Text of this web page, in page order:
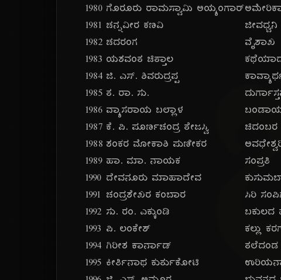
೧೯೮೦ ಗೊರೂರು ರಾಮಸ್ವಾಮಿ ಅಯ್ಯಂಗಾರ್
೧೯೮೧ ಚನ್ನವೀರ ಕಣವಿ
ಜೀವಧ್ವನಿ
೧೯೮೨ ಚದರಂಗ
ವೈಶಾಖ
೧೯೮೩ ಯಶವಂತ ಚಿತ್ತಾಲ
೧೯೮೪ ಜಿ. ಎಸ್. ಶಿವರುದ್ರಪ್ಪ
೧೯೮೫ ತ. ರಾ. ಸು.
೧೯೮೬ ವ್ಯಾಸರಾಯ ಬಲ್ಲಾಳ
೧೯೮೭ ಕೆ. ಪಿ. ಪೂರ್ಣಚಂದ್ರ ತೇಜಸ್ವಿ
ಚಿದಂಬರ
೧೯೮೮ ಶಂಕರ ಮೋಕಾಶಿ ಪುಣೀಕರ
೧೯೮೯ ಹಾ. ಮಾ. ನಾಯಕ
ಸಂಪ್ರತಿ
೧೯೯೦ ದೇವನೂರು ಮಾಹಾದೇವ
೧೯೯೧ ಚಂದ್ರಶೇಖರ ಕಂಬಾರ
ಸಿರಿ
೧೯೯೨ ಸು. ರಂ. ಎಕ್ಕುಂಡಿ
ಬಕುಲದ
೧೯೯೩ ಪಿ. ಲಂಕೇಶ್
ಕಲ್ಲು
೧೯೯೪ ಗಿರೀಶ ಕಾರ್ನಾಡ್
ತಲೆದಂಡ
೧೯೯೫ ಕೀರ್ತಿನಾಥ ಕುರ್ತುಕೋಟಿ